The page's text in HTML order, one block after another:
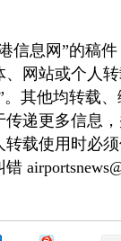
息网”的稿件
网站或个人
其他均转载
递更多信息
载使用时必